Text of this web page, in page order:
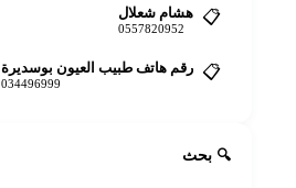
📋 هشام شعلال
0557820952
📋 رقم هاتف طبيب العيون بوسديرة
034496999
🔍 بحث